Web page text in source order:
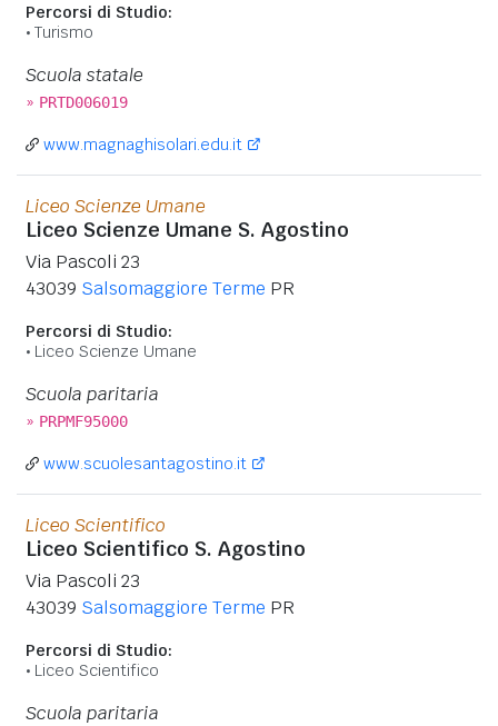
Percorsi di Studio:
Turismo
Scuola statale
» PRTD006019
www.magnaghisolari.edu.it
Liceo Scienze Umane
Liceo Scienze Umane S. Agostino
Via Pascoli 23
43039 Salsomaggiore Terme PR
Percorsi di Studio:
Liceo Scienze Umane
Scuola paritaria
» PRPMF95000
www.scuolesantagostino.it
Liceo Scientifico
Liceo Scientifico S. Agostino
Via Pascoli 23
43039 Salsomaggiore Terme PR
Percorsi di Studio:
Liceo Scientifico
Scuola paritaria